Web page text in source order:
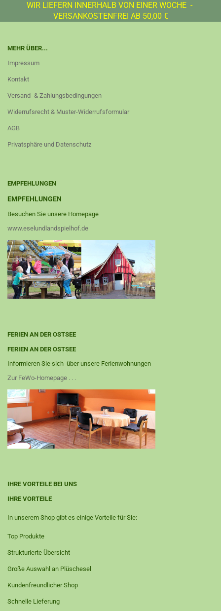
WIR LIEFERN INNERHALB VON EINER WOCHE -
VERSANKOSTENFREI AB 50,00 €
MEHR ÜBER...
Impressum
Kontakt
Versand- & Zahlungsbedingungen
Widerrufsrecht & Muster-Widerrufsformular
AGB
Privatsphäre und Datenschutz
EMPFEHLUNGEN
EMPFEHLUNGEN
Besuchen Sie unsere Homepage
www.eselundlandspielhof.de
FERIEN AN DER OSTSEE
FERIEN AN DER OSTSEE
Informieren Sie sich über unsere Ferienwohnungen
Zur FeWo-Homepage . . .
IHRE VORTEILE BEI UNS
IHRE VORTEILE
In unserem Shop gibt es einige Vorteile für Sie:
Top Produkte
Strukturierte Übersicht
Große Auswahl an Plüschesel
​Kundenfreundlicher Shop
Schnelle Lieferung